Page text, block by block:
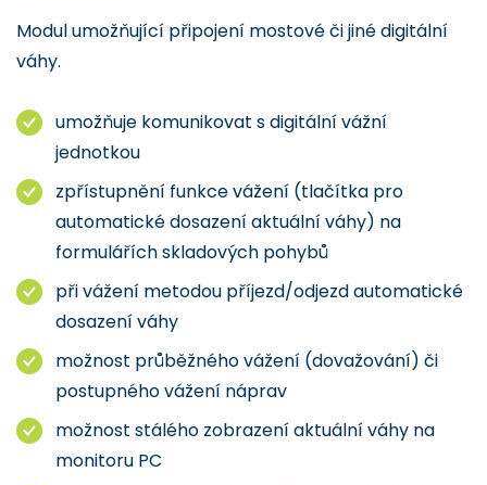
Modul umožňující připojení mostové či jiné digitální
váhy.
umožňuje komunikovat s digitální vážní
jednotkou
zpřístupnění funkce vážení (tlačítka pro
automatické dosazení aktuální váhy) na
formulářích skladových pohybů
při vážení metodou příjezd/odjezd automatické
dosazení váhy
možnost průběžného vážení (dovažování) či
postupného vážení náprav
možnost stálého zobrazení aktuální váhy na
monitoru PC